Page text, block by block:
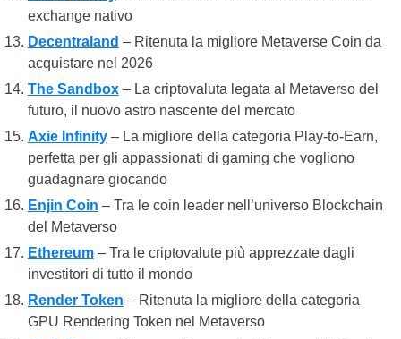
exchange nativo
Decentraland – Ritenuta la migliore Metaverse Coin da
acquistare nel 2026
The Sandbox– La criptovaluta legata al Metaverso del
futuro, il nuovo astro nascente del mercato
Axie Infinity– La migliore della categoria Play-to-Earn,
perfetta per gli appassionati di gaming che vogliono
guadagnare giocando
Enjin Coin – Tra le coin leader nell’universo Blockchain
del Metaverso
Ethereum– Tra le criptovalute più apprezzate dagli
investitori di tutto il mondo
Render Token – Ritenuta la migliore della categoria
GPU Rendering Token nel Metaverso